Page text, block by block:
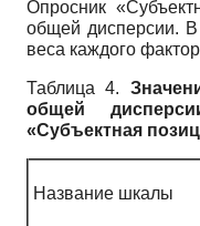
Опросник
общей дисперсии.
веса каждого
Таблица 4.
общей
«Субъектная
Название шкалы